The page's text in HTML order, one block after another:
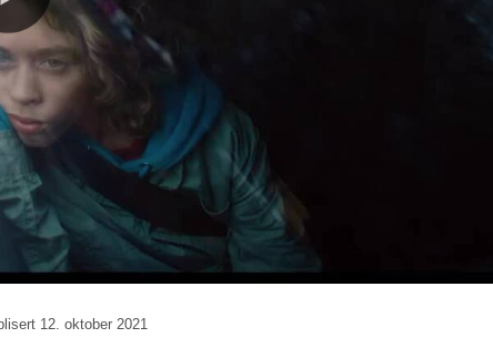
12. oktober 2021